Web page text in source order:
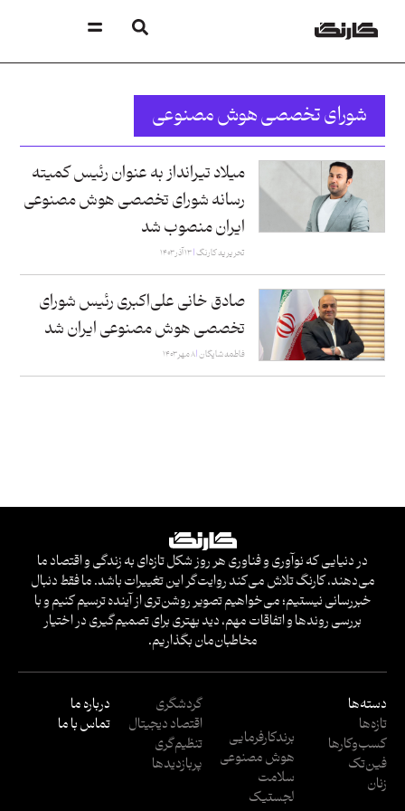
شورای تخصصی هوش مصنوعی
میلاد تیرانداز به عنوان رئیس کمیته
رسانه شورای تخصصی هوش مصنوعی
ایران منصوب شد
تحریریه کارنگ ۱۳ آذر ۱۴۰۳
صادق خانی علی‌اکبری رئیس شورای
تخصصی هوش مصنوعی ایران شد
فاطمه شایگان ۸ مهر ۱۴۰۳
در دنیایی که نوآوری و فناوری هر روز شکل تازه‌ای به زندگی و اقتصاد ما
می‌دهند، کارنگ تلاش می‌کند روایت‌گر این تغییرات باشد. ما فقط دنبال
خبررسانی نیستیم؛ می‌خواهیم تصویر روشن‌تری از آینده ترسیم کنیم و با
بررسی روندها و اتفاقات مهم، دید بهتری برای تصمیم‌گیری در اختیار
مخاطبان‌مان بگذاریم.
دسته‌ها
تازه‌ها
کسب‌وکار‌ها
فین‌تک
زنان
برندکارفرمایی
هوش مصنوعی
سلامت
لجستیک
گردشگری
اقتصاد دیجیتال
تنظیم‌گری
پربازدید‌ها
درباره ما
تماس با ما